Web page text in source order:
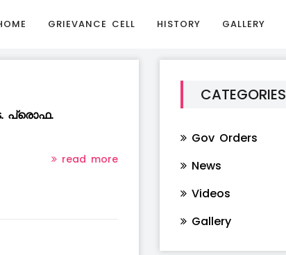
GRIEVANCE CELL HISTORY GALLERY
പ്രൊഫ.
read more
CATEGORIES
Gov Orders
News
Videos
Gallery